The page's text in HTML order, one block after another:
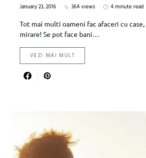
January 23, 2016 364 views
4 minute read
Tot mai multi oameni fac afaceri cu
mirare! Se pot face bani…
VEZI MAI MULT